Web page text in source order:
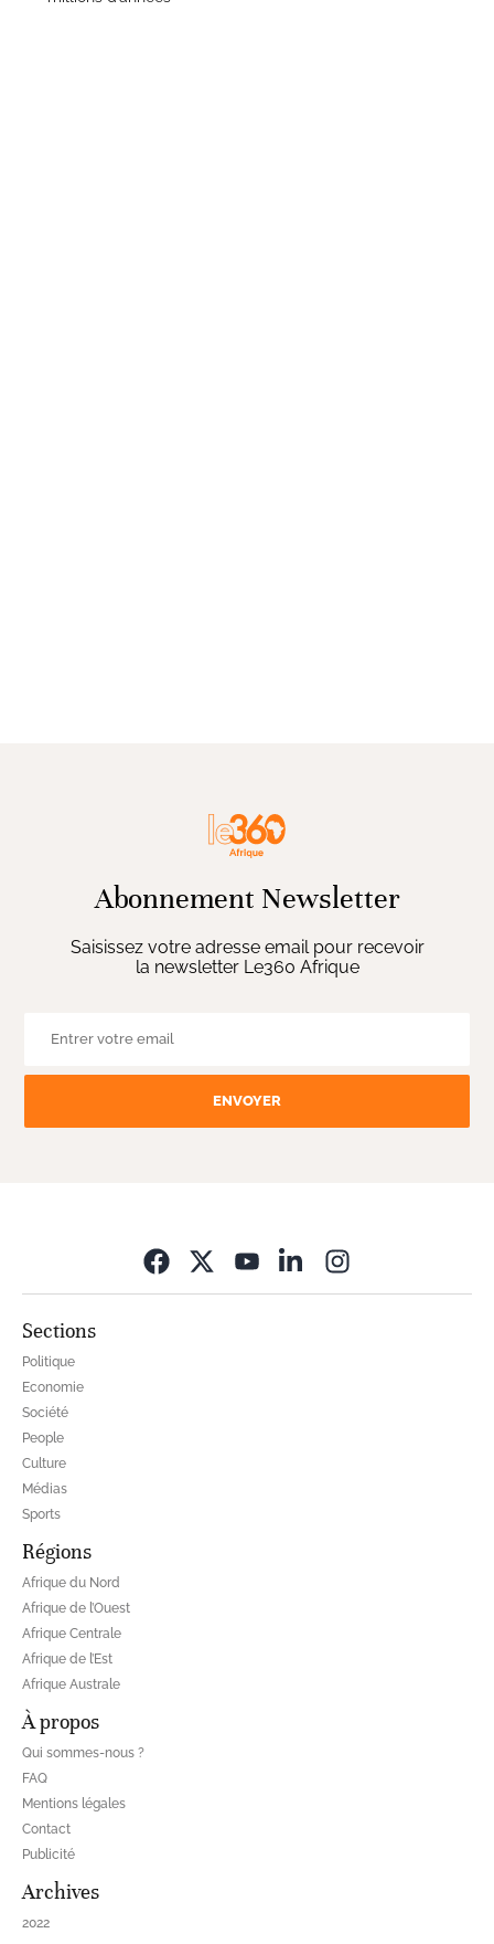
Abonnement Newsletter
Saisissez votre adresse email pour recevoir
la newsletter Le360 Afrique
ENVOYER
Sections
Politique
Economie
Société
People
Culture
Médias
Sports
Régions
Afrique du Nord
Afrique de l’Ouest
Afrique Centrale
Afrique de l’Est
Afrique Australe
À propos
Qui sommes-nous ?
FAQ
Mentions légales
Contact
Publicité
Archives
2022